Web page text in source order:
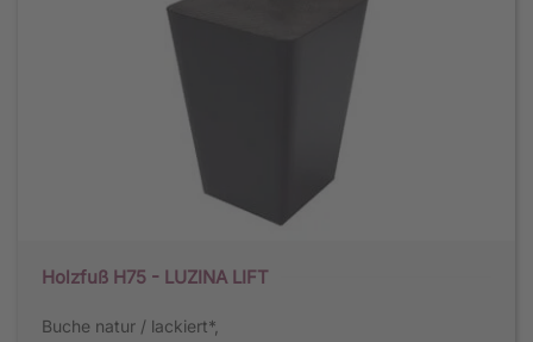
Holzfuß H75 - LUZINA LIFT
Buche natur / lackiert*,